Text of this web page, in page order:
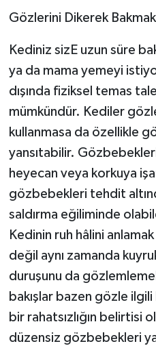
Gözlerini Dikerek Bakmak
Kediniz sizE uzun süre
ya da mama yemeyi
dışında fiziksel temas
mümkündür. Kediler
kullanmasa da özellikle
yansıtabilir.
heyecan veya korkuya
gözbebekleri tehdit
saldırma eğiliminde
Kedinin ruh hâlini
değil aynı zamanda
duruşunu da
bakışlar bazen gözle
bir rahatsızlığın belirtisi
düzensiz gözbebekleri ya